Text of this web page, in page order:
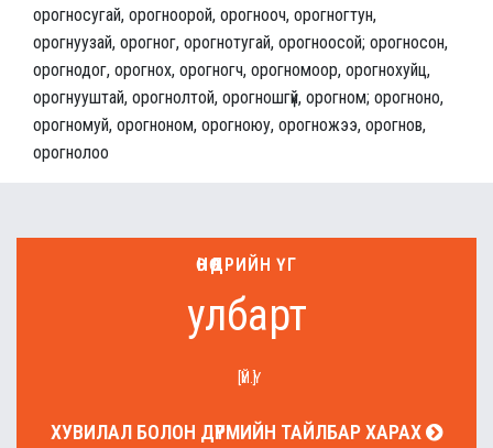
орогносугай, орогноорой, орогнооч, орогногтун,
орогнуузай, орогног, орогнотугай, орогноосой; орогносон,
орогнодог, орогнох, орогногч, орогномоор, орогнохуйц,
орогнууштай, орогнолтой, орогношгүй, орогном; орогноно,
орогномуй, орогноном, орогноюу, орогножээ, орогнов,
орогнолоо
ӨНӨӨДРИЙН ҮГ
улбарт
[ҮЙ.Ү]
ХУВИЛАЛ БОЛОН ДҮРМИЙН ТАЙЛБАР ХАРАХ